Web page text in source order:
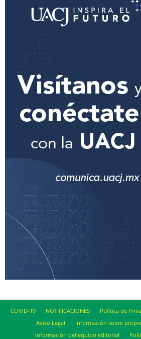
COVID-19 NOTIFICACIONES Política de
Aviso Legal
Información sobre
Información del equipo editorial